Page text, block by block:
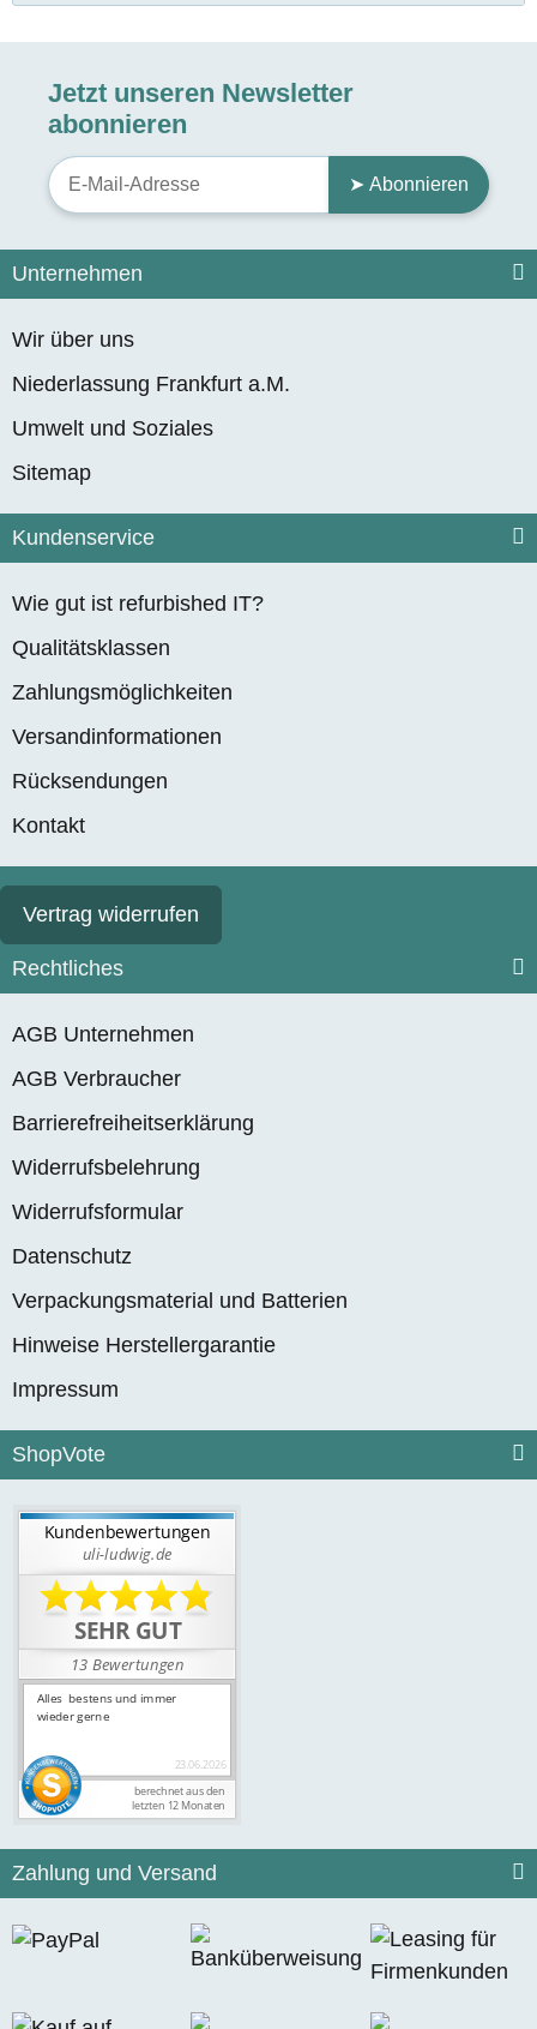
Jetzt unseren Newsletter
abonnieren
➤ Abonnieren
Unternehmen
Wir über uns
Niederlassung Frankfurt a.M.
Umwelt und Soziales
Sitemap
Kundenservice
Wie gut ist refurbished IT?
Qualitätsklassen
Zahlungsmöglichkeiten
Versandinformationen
Rücksendungen
Kontakt
Vertrag widerrufen
Rechtliches
AGB Unternehmen
AGB Verbraucher
Barrierefreiheitserklärung
Widerrufsbelehrung
Widerrufsformular
Datenschutz
Verpackungsmaterial und Batterien
Hinweise Herstellergarantie
Impressum
ShopVote
Zahlung und Versand